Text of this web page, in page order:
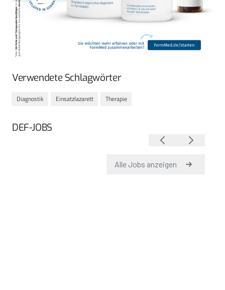
Verwendete Schlagwörter
Diagnostik Einsatzlazarett Therapie
DEF-JOBS